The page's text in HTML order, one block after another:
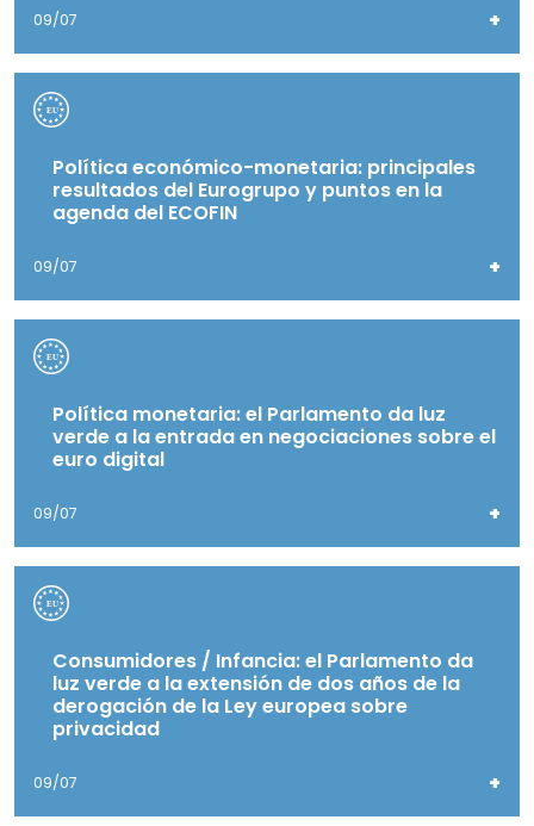
09/07 +
Política económico-monetaria: principales
resultados del Eurogrupo y puntos en la
agenda del ECOFIN
09/07 +
Política monetaria: el Parlamento da luz
verde a la entrada en negociaciones sobre el
euro digital
09/07 +
Consumidores / Infancia: el Parlamento da
luz verde a la extensión de dos años de la
derogación de la Ley europea sobre
privacidad
09/07 +